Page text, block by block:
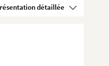
Voir la présentation détaillée